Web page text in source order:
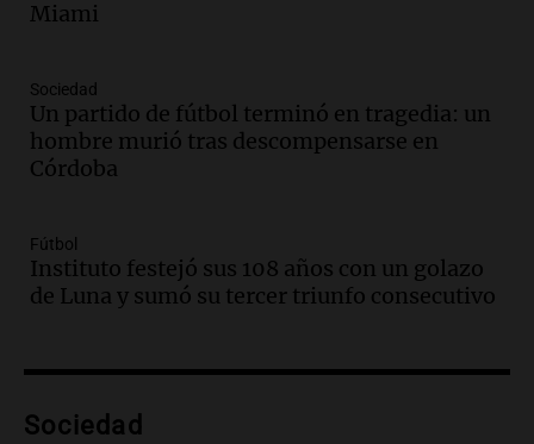
comunicacional del Gobierno
Episodios
Audio.Casabindo se prepara para una
celebración única: 30.000 turistas y el
tradicional Toreo de la Vincha
Audio.Borges, abogada de Pourrain:
"Tres hombres se lo llevaron para
hacerle preguntas y nunca regresó"
Episodios
metros del río Suquía y retiraron hasta
Miami
Sociedad
Un partido de fútbol terminó en tragedia: un
hombre murió tras descompensarse en
Córdoba
Fútbol
Instituto festejó sus 108 años con un golazo
de Luna y sumó su tercer triunfo consecutivo
Sociedad